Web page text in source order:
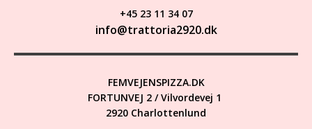
+45 23 11 34 07
info@trattoria2920.dk
FEMVEJENSPIZZA.DK
FORTUNVEJ 2 / Vilvordevej 1
2920 Charlottenlund